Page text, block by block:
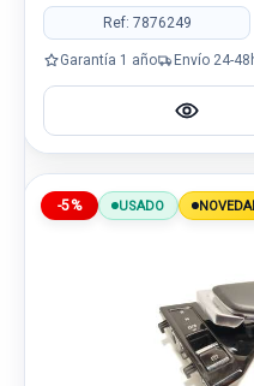
Ref: 7876249
Garantía 1 año Envío 24-
-5% USADO